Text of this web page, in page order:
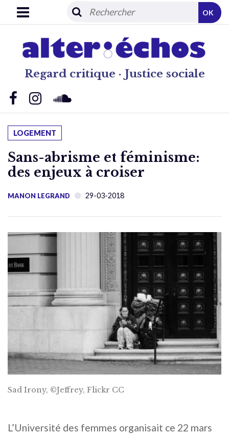
Regard critique · Justice sociale
OK
LOGEMENT
Sans-abrisme et féminisme:
des enjeux à croiser
MANON LEGRAND 29-03-2018
Sad Irony, ©Jeffrey, Flickr CC
L’Université des femmes organisait ce 22 mars